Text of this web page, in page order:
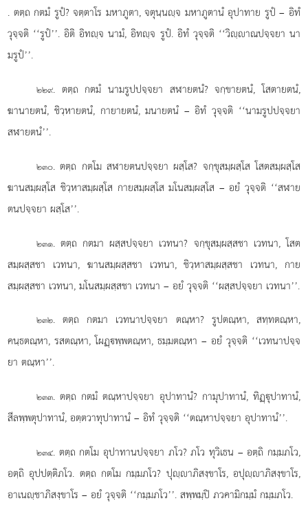
. ตตฺถ กตมํ รูปํ? จตฺตาโร มหาภูตา, จตุนฺนฺจ มหาภูตานํ อุปาทาย รูปํ – อิทํ
วุจฺจติ ‘‘รูปํ’’. อิติ อิทฺจ นามํ, อิทฺจ รูปํ. อิทํ วุจฺจติ ‘‘วิฺาณปจฺจยา นา
มรูปํ’’.
๒๒๙. ตตฺถ กตมํ นามรูปปจฺจยา สฬายตนํ? จกฺขายตนํ, โสตายตนํ,
ฆานายตนํ, ชิวฺหายตนํ, กายายตนํ, มนายตนํ – อิทํ วุจฺจติ ‘‘นามรูปปจฺจยา
สฬายตนํ’’.
๒๓๐. ตตฺถ กตโม สฬายตนปจฺจยา ผสฺโส? จกฺขุสมฺผสฺโส โสตสมฺผสฺโส
ฆานสมฺผสฺโส ชิวฺหาสมฺผสฺโส กายสมฺผสฺโส มโนสมฺผสฺโส – อยํ วุจฺจติ ‘‘สฬาย
ตนปจฺจยา ผสฺโส’’.
๒๓๑. ตตฺถ กตมา ผสฺสปจฺจยา เวทนา? จกฺขุสมฺผสฺสชา เวทนา, โสต
สมฺผสฺสชา เวทนา, ฆานสมฺผสฺสชา เวทนา, ชิวฺหาสมฺผสฺสชา เวทนา, กาย
สมฺผสฺสชา เวทนา, มโนสมฺผสฺสชา เวทนา – อยํ วุจฺจติ ‘‘ผสฺสปจฺจยา เวทนา’’.
๒๓๒. ตตฺถ กตมา เวทนาปจฺจยา ตณฺหา? รูปตณฺหา, สทฺทตณฺหา,
คนฺธตณฺหา, รสตณฺหา, โผฏฺพฺพตณฺหา, ธมฺมตณฺหา – อยํ วุจฺจติ ‘‘เวทนาปจฺจ
ยา ตณฺหา’’.
๒๓๓. ตตฺถ กตมํ ตณฺหาปจฺจยา อุปาทานํ? กามุปาทานํ, ทิฏฺุปาทานํ,
สีลพฺพตุปาทานํ, อตฺตวาทุปาทานํ – อิทํ วุจฺจติ ‘‘ตณฺหาปจฺจยา อุปาทานํ’’.
๒๓๔. ตตฺถ กตโม อุปาทานปจฺจยา ภโว? ภโว ทุวิเธน – อตฺถิ กมฺมภโว,
อตฺถิ อุปปตฺติภโว. ตตฺถ กตโม กมฺมภโว? ปุฺาภิสงฺขาโร, อปุฺาภิสงฺขาโร,
อาเนฺชาภิสงฺขาโร – อยํ วุจฺจติ ‘‘กมฺมภโว’’. สพฺพมฺปิ ภวคามิกมฺมํ กมฺมภโว.